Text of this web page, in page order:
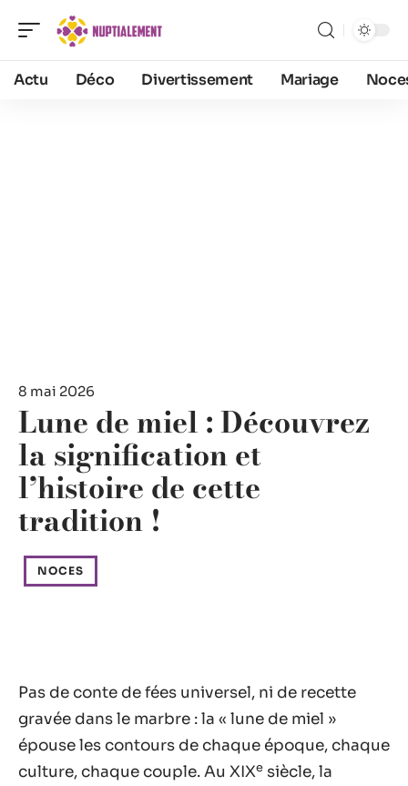
Actu Déco Divertissement Mariage
8 mai 2026
Lune de miel : Découvrez
la signification et
l’histoire de cette
tradition !
NOCES
Pas de conte de fées universel, ni de recette
gravée dans le marbre : la « lune de miel »
épouse les contours de chaque époque, chaque
culture, chaque couple. Au XIXe siècle, la